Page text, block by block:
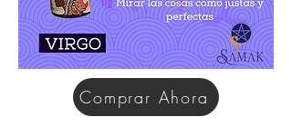
Comprar Ahora